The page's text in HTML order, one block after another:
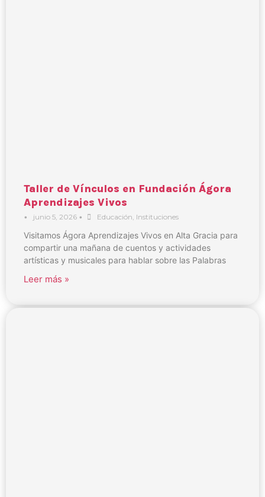
Taller de Vínculos en Fundación Ágora
Aprendizajes Vivos
• junio 5, 2026 • Educación, Instituciones
Visitamos Ágora Aprendizajes Vivos en Alta Gracia para
compartir una mañana de cuentos y actividades
artísticas y musicales para hablar sobre las Palabras
Leer más »